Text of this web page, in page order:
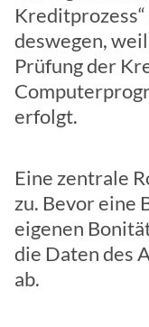
deswegen,
Prüfung der
erfolgt.
Eine zentrale
zu. Bevor eine
eigenen
die Daten des
ab.